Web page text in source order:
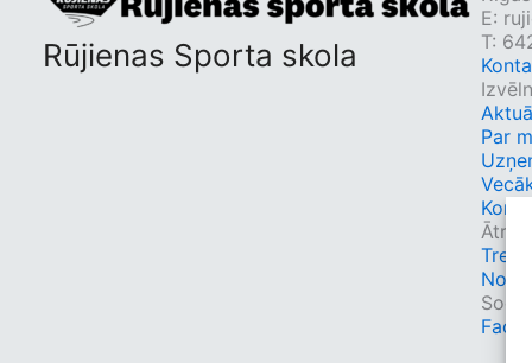
Rūjienas Sporta skola
E:
T:
Par
Ātrās
Treneri